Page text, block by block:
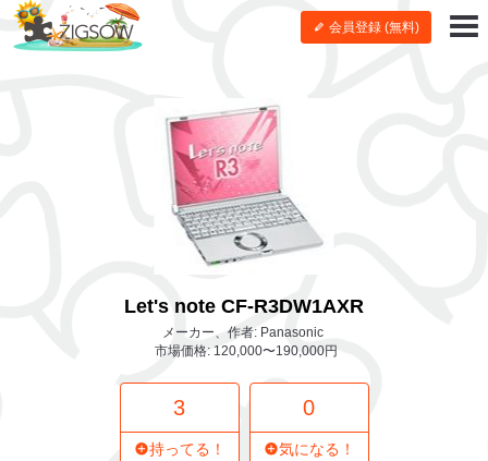
会員登録 (無料)
Let's note CF-R3DW1AXR
メーカー、作者: Panasonic
市場価格: 120,000〜190,000円
3
持ってる！
0
気になる！